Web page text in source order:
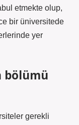
etmekte olup,
bir üniversitede
yer
bölümü
gerekli